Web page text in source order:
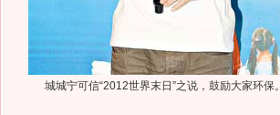
城城宁可信“2012世界末日”之说，鼓励大家环保。